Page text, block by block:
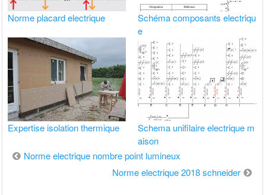
Norme placard electrique
Schéma composants electriqu
e
Expertise isolation thermique
Schema unifilaire electrique m
aison
Navigation
Norme electrique nombre point lumineux
Norme electrique 2018 schneider